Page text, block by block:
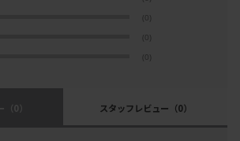
(0)
(0)
(0)
（0） スタッフレビュー （0）